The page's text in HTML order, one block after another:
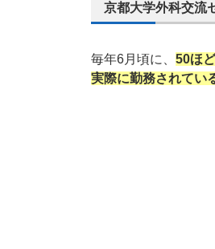
京都大学外科交流
毎年6月頃に、 50ほ
実際に勤務されてい